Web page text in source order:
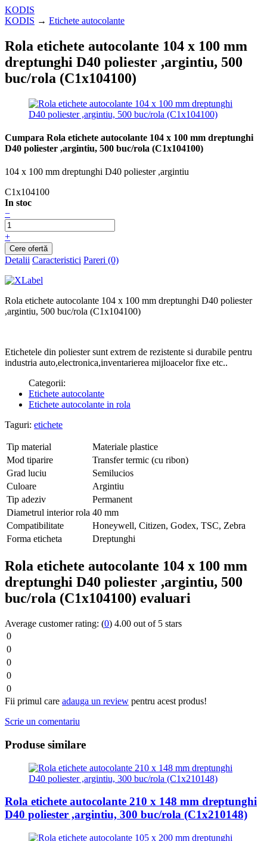
KODIS
KODIS → Etichete autocolante
Rola etichete autocolante 104 x 100 mm
dreptunghi D40 poliester ,argintiu, 500
buc/rola (C1x104100)
Cumpara Rola etichete autocolante 104 x 100 mm dreptunghi
D40 poliester ,argintiu, 500 buc/rola (C1x104100)
104 x 100 mm dreptunghi D40 poliester ,argintiu
C1x104100
In stoc
−
+
Detalii Caracteristici Pareri (0)
Rola etichete autocolante 104 x 100 mm dreptunghi D40 poliester
,argintiu, 500 buc/rola (C1x104100)
Etichetele din poliester sunt extrem de rezistente si durabile pentru
industria auto,electronica,inventarierea mijloacelor fixe etc..
Categorii:
Etichete autocolante
Etichete autocolante in rola
Taguri: etichete
Tip material
Materiale plastice
Mod tiparire
Transfer termic (cu ribon)
Grad luciu
Semilucios
Culoare
Argintiu
Tip adeziv
Permanent
Diametrul interior rola 40 mm
Compatibilitate
Honeywell, Citizen, Godex, TSC, Zebra
Forma eticheta
Dreptunghi
Rola etichete autocolante 104 x 100 mm
dreptunghi D40 poliester ,argintiu, 500
buc/rola (C1x104100) evaluari
Average customer rating: (0) 4.00 out of 5 stars
0
0
0
0
0
Fii primul care adauga un review pentru acest produs!
Scrie un comentariu
Produse similare
Rola etichete autocolante 210 x 148 mm dreptunghi
D40 poliester ,argintiu, 300 buc/rola (C1x210148)